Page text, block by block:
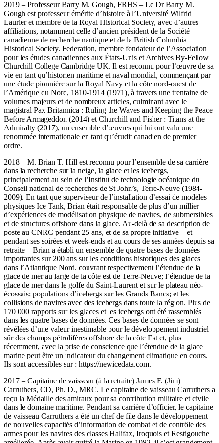
2019 – Professeur Barry M. Gough, FRHS – Le Dr Barry M.
Gough est professeur émérite d’histoire à l’Université Wilfrid
Laurier et membre de la Royal Historical Society, avec d’autres
affiliations, notamment celle d’ancien président de la Société
canadienne de recherche nautique et de la British Columbia
Historical Society. Federation, membre fondateur de l’Association
pour les études canadiennes aux États-Unis et Archives By-Fellow
Churchill College Cambridge UK. Il est reconnu pour l’œuvre de sa
vie en tant qu’historien maritime et naval mondial, commençant par
une étude pionnière sur la Royal Navy et la côte nord-ouest de
l’Amérique du Nord, 1810-1914 (1971), à travers une trentaine de
volumes majeurs et de nombreux articles, culminant avec le
magistral Pax Britannica : Ruling the Waves and Keeping the Peace
Before Armageddon (2014) et Churchill and Fisher : Titans at the
Admiralty (2017), un ensemble d’œuvres qui lui ont valu une
renommée internationale en tant qu’érudit canadien de premier
ordre.
2018 – M. Brian T. Hill est reconnu pour l’ensemble de sa carrière
dans la recherche sur la neige, la glace et les icebergs,
principalement au sein de l’Institut de technologie océanique du
Conseil national de recherches de St John’s, Terre-Neuve (1984-
2009). En tant que superviseur de l’installation d’essai de modèles
physiques Ice Tank, Brian était responsable de plus d’un millier
d’expériences de modélisation physique de navires, de submersibles
et de structures offshore dans la glace. Au-delà de sa description de
poste au CNRC pendant 25 ans, et de sa propre initiative – et
pendant ses soirées et week-ends et au cours de ses années depuis sa
retraite – Brian a établi un ensemble de quatre bases de données
importantes sur 200 ans sur les conditions historiques des glaces
dans l’Atlantique Nord. couvrant respectivement l’étendue de la
glace de mer au large de la côte est de Terre-Neuve; l’étendue de la
glace de mer dans le golfe du Saint-Laurent et sur le plateau néo-
écossais; populations d’icebergs sur les Grands Bancs; et les
collisions de navires avec des icebergs dans toute la région. Plus de
170 000 rapports sur les glaces et les icebergs ont été rassemblés
dans les quatre bases de données. Ces bases de données se sont
révélées d’une valeur inestimable pour le développement industriel
sûr des champs pétrolifères offshore de la côte Est et, plus
récemment, avec la prise de conscience que l’étendue de la glace
marine peut être un indicateur du changement climatique en cours.
Ils sont accessibles sur : https://newicedata.com.
2017 – Capitaine de vaisseau (à la retraite) James F. (Jim)
Carruthers, CD, Ph. D., MRC. Le capitaine de vaisseau Carruthers a
reçu la Médaille des amiraux pour sa contribution militaire et civile
dans le domaine maritime. Pendant sa carrière d’officier, le capitaine
de vaisseau Carruthers a été un chef de file dans le développement
de nouvelles capacités d’information de combat et de contrôle des
armes pour les navires des classes Halifax, Iroquois et Restigouche